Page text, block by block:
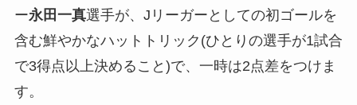
ー永田一真選手が、Jリーガーとしての初ゴールを
含む鮮やかなハットトリック(ひとりの選手が1試合
で3得点以上決めること)で、一時は2点差をつけま
す。